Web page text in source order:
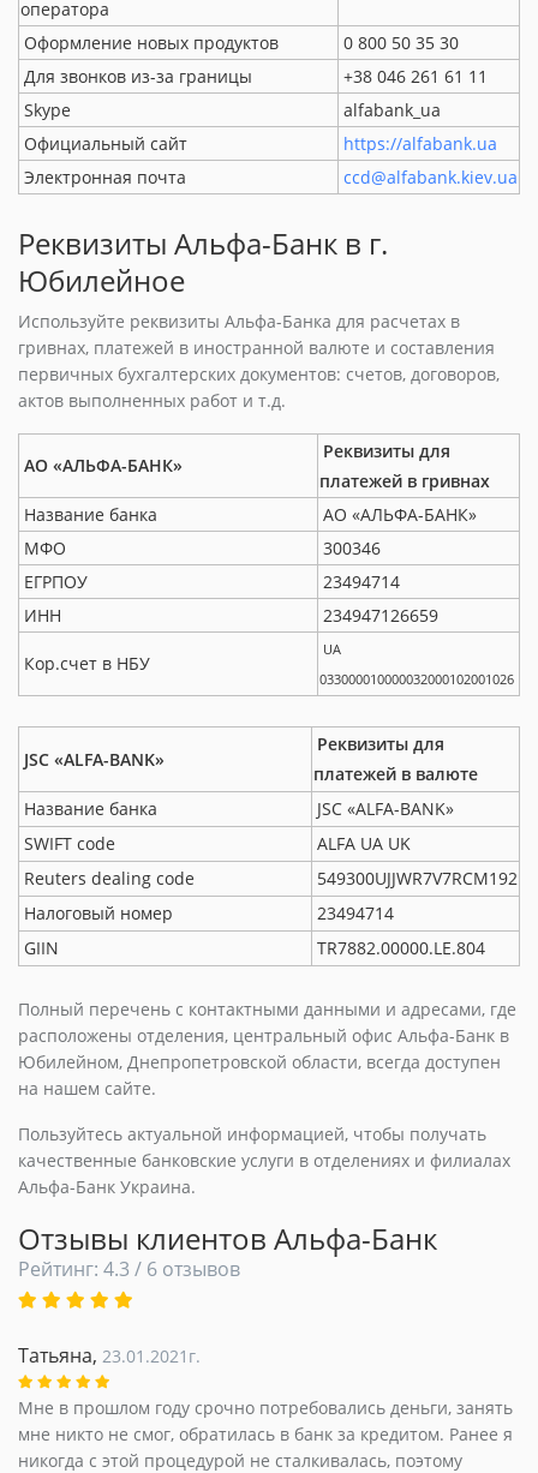
оператора
Оформление новых продуктов
0 800 50 35 30
Для звонков из-за границы
+38 046 261 61 11
Skype
alfabank_ua
Официальный сайт
https://alfabank.ua
Электронная почта
ccd@alfabank.kiev.ua
Реквизиты Альфа-Банк в г.
Юбилейное
Используйте реквизиты Альфа-Банка для расчетах в
гривнах, платежей в иностранной валюте и составления
первичных бухгалтерских документов: счетов, договоров,
актов выполненных работ и т.д.
АО «АЛЬФА-БАНК»
Реквизиты для
платежей в гривнах
Название банка
АО «АЛЬФА-БАНК»
МФО
300346
ЕГРПОУ
23494714
ИНН
234947126659
Кор.счет в НБУ
UA
033000010000032000102001026
JSC «ALFA-BANK»
Реквизиты для
платежей в валюте
Название банка
JSC «ALFA-BANK»
SWIFT code
ALFA UA UK
Reuters dealing code
549300UJJWR7V7RCM192
Налоговый номер
23494714
GIIN
TR7882.00000.LE.804
Полный перечень с контактными данными и адресами, где
расположены отделения, центральный офис Альфа-Банк в
Юбилейном, Днепропетровской области, всегда доступен
на нашем сайте.
Пользуйтесь актуальной информацией, чтобы получать
качественные банковские услуги в отделениях и филиалах
Альфа-Банк Украина.
Отзывы клиентов Альфа-Банк
Рейтинг: 4.3 / 6 отзывов
Татьяна, 23.01.2021г.
Мне в прошлом году срочно потребовались деньги, занять
мне никто не смог, обратилась в банк за кредитом. Ранее я
никогда с этой процедурой не сталкивалась, поэтому